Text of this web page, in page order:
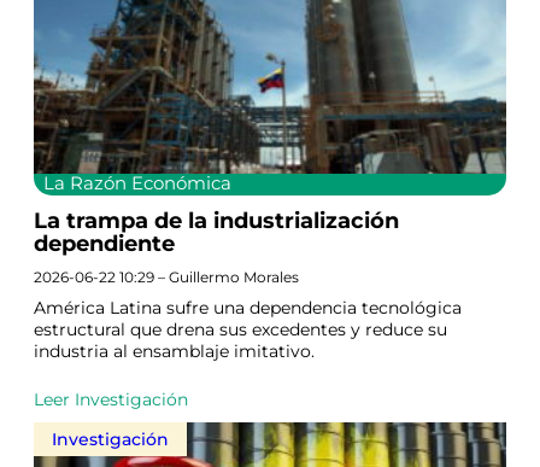
La Razón Económica
La trampa de la industrialización
dependiente
2026-06-22 10:29 – Guillermo Morales
América Latina sufre una dependencia tecnológica
estructural que drena sus excedentes y reduce su
industria al ensamblaje imitativo.
Leer Investigación
Investigación